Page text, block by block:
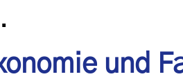
und